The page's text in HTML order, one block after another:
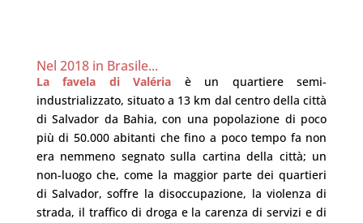
Nel 2018 in Brasile...
La favela di Valéria è un quartiere semi-
industrializzato, situato a 13 km dal centro della città
di Salvador da Bahia, con una popolazione di poco
più di 50.000 abitanti che fino a poco tempo fa non
era nemmeno segnato sulla cartina della città; un
non-luogo che, come la maggior parte dei quartieri
di Salvador, soffre la disoccupazione, la violenza di
strada, il traffico di droga e la carenza di servizi e di